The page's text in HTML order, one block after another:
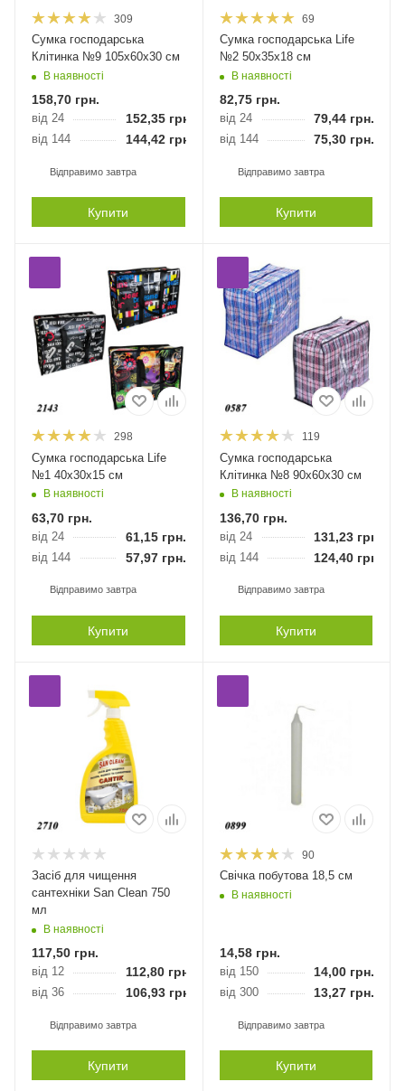
309
Сумка господарська
Клітинка №9 105х60х30 см
В наявності
158,70 грн.
від 24 152,35 грн.
від 144 144,42 грн.
Відправимо завтра
Купити
69
Сумка господарська Life
№2 50х35х18 см
В наявності
82,75грн.
від 24 79,44грн.
від 144 75,30грн.
Відправимо завтра
Купити
298
Сумка господарська Life
№1 40х30х15 см
В наявності
63,70 грн.
від 24 61,15 грн.
від 144 57,97 грн.
Відправимо завтра
Купити
119
Сумка господарська
Клітинка №8 90х60х30 см
В наявності
136,70грн.
від 24 131,23грн.
від 144 124,40грн.
Відправимо завтра
Купити
Засіб для чищення
сантехніки San Clean 750
мл
В наявності
117,50 грн.
від 12 112,80 грн.
від 36 106,93 грн.
Відправимо завтра
Купити
90
Свічка побутова 18,5 см
В наявності
14,58грн.
від 150 14,00грн.
від 300 13,27грн.
Відправимо завтра
Купити